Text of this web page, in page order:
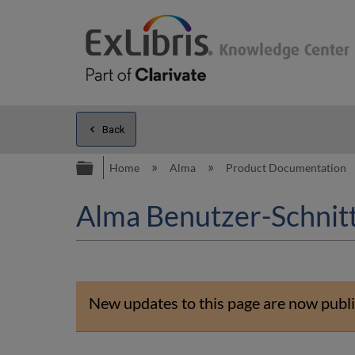
Back
Expand/collapse global
Home Alma Product Documentation
Alma Benutzer-
New updates to this page are now